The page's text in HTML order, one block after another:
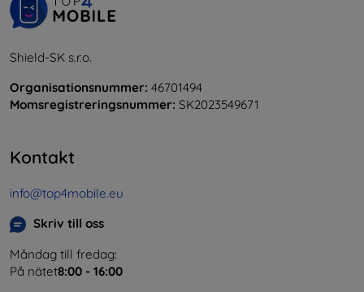
Shield-SK s.r.o.
Organisationsnummer: 46701494
Momsregistreringsnummer: SK2023549671
Kontakt
info@top4mobile.eu
Skriv till oss
Måndag till fredag:
På nätet8:00 - 16:00